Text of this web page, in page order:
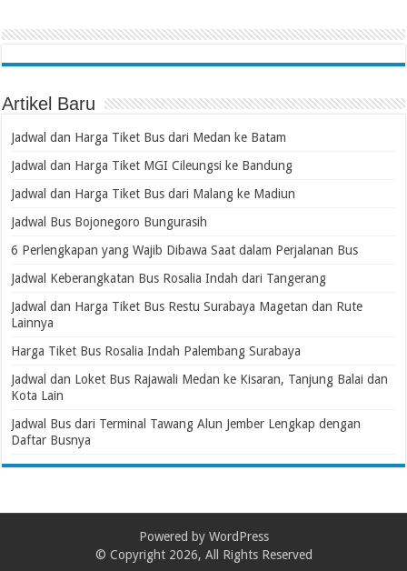
Artikel Baru
Jadwal dan Harga Tiket Bus dari Medan ke Batam
Jadwal dan Harga Tiket MGI Cileungsi ke Bandung
Jadwal dan Harga Tiket Bus dari Malang ke Madiun
Jadwal Bus Bojonegoro Bungurasih
6 Perlengkapan yang Wajib Dibawa Saat dalam Perjalanan Bus
Jadwal Keberangkatan Bus Rosalia Indah dari Tangerang
Jadwal dan Harga Tiket Bus Restu Surabaya Magetan dan Rute
Lainnya
Harga Tiket Bus Rosalia Indah Palembang Surabaya
Jadwal dan Loket Bus Rajawali Medan ke Kisaran, Tanjung Balai dan
Kota Lain
Jadwal Bus dari Terminal Tawang Alun Jember Lengkap dengan
Daftar Busnya
Powered by WordPress
© Copyright 2026, All Rights Reserved